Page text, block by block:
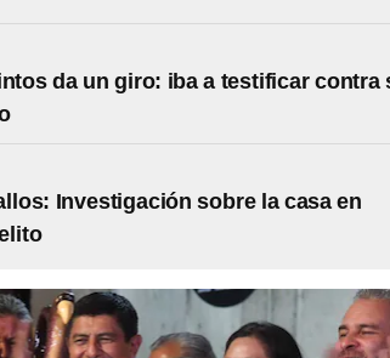
da un giro: iba a testificar contra
Investigación sobre la casa en